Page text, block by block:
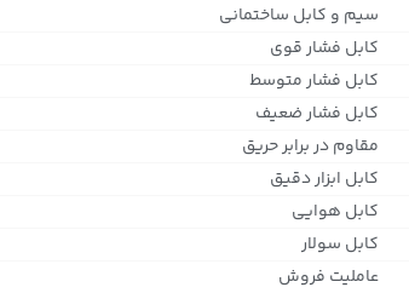
سیم و کابل ساختمانی
کابل فشار قوی
کابل فشار متوسط
کابل فشار ضعیف
مقاوم در برابر حریق
کابل ابزار دقیق
کابل هوایی
کابل سولار
عاملیت فروش